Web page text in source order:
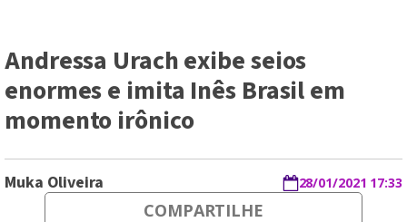
Andressa Urach exibe seios
enormes e imita Inês Brasil em
momento irônico
Muka Oliveira 28/01/2021 17:33
COMPARTILHE